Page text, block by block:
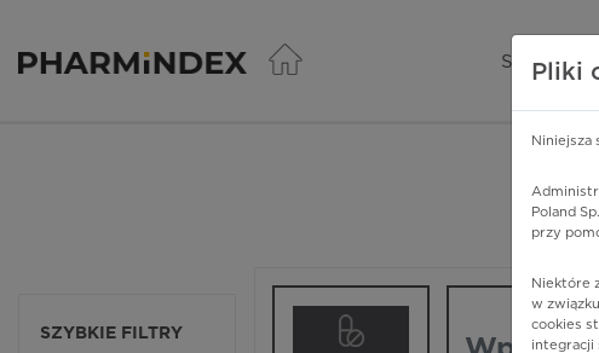
Pharmindex - lider
SERWISY
SZYBKIE FILTRY
Wpisz nazwę
Pliki
Niniejsza
Poland
przy
Niektóre
w
cookies
integracji